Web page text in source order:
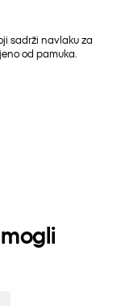
sadrži navlaku za
od pamuka.